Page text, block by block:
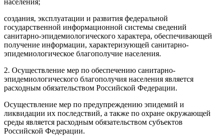
населения;
создания, эксплуатации и развития федеральной
государственной информационной системы сведений
санитарно-эпидемиологического характера, обеспечивающей
получение информации, характеризующей санитарно-
эпидемиологическое благополучие населения.
2. Осуществление мер по обеспечению санитарно-
эпидемиологического благополучия населения является
расходным обязательством Российской Федерации.
Осуществление мер по предупреждению эпидемий и
ликвидации их последствий, а также по охране окружающей
среды является расходным обязательством субъектов
Российской Федерации.